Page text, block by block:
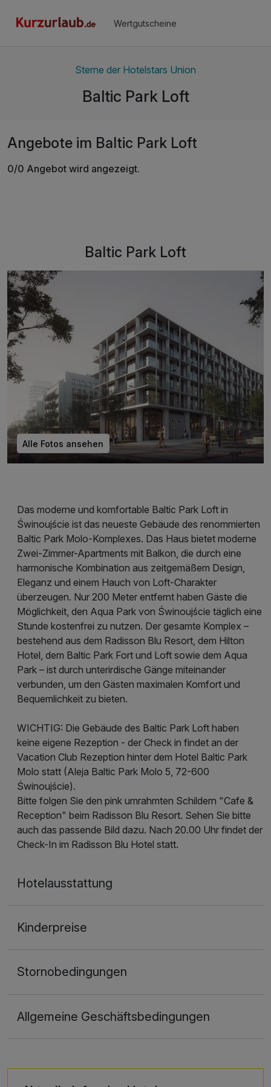
Wertgutscheine
Sterne der Hotelstars Union
Baltic Park Loft
Angebote im Baltic Park Loft
0/0 Angebot wird angezeigt.
Baltic Park Loft
Alle Fotos ansehen
Das moderne und komfortable Baltic Park Loft in
Świnoujście ist das neueste Gebäude des renommierten
Baltic Park Molo-Komplexes. Das Haus bietet moderne
Zwei-Zimmer-Apartments mit Balkon, die durch eine
harmonische Kombination aus zeitgemäßem Design,
Eleganz und einem Hauch von Loft-Charakter
überzeugen. Nur 200 Meter entfernt haben Gäste die
Möglichkeit, den Aqua Park von Świnoujście täglich eine
Stunde kostenfrei zu nutzen. Der gesamte Komplex –
bestehend aus dem Radisson Blu Resort, dem Hilton
Hotel, dem Baltic Park Fort und Loft sowie dem Aqua
Park – ist durch unterirdische Gänge miteinander
verbunden, um den Gästen maximalen Komfort und
Bequemlichkeit zu bieten.
WICHTIG: Die Gebäude des Baltic Park Loft haben
keine eigene Rezeption - der Check in findet an der
Vacation Club Rezeption hinter dem Hotel Baltic Park
Molo statt (Aleja Baltic Park Molo 5, 72-600
Świnoujście).
Bitte folgen Sie den pink umrahmten Schildern "Cafe &
Reception" beim Radisson Blu Resort. Sehen Sie bitte
auch das passende Bild dazu. Nach 20.00 Uhr findet der
Check-In im Radisson Blu Hotel statt.
Hotelausstattung
Kinderpreise
Stornobedingungen
Allgemeine Geschäftsbedingungen